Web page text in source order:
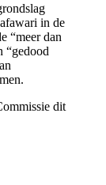
in de
“meer dan
“gedood
dit